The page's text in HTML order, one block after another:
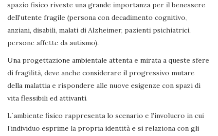
spazio fisico riveste una grande importanza per il benessere
dell’utente fragile (persona con decadimento cognitivo,
anziani, disabili, malati di Alzheimer, pazienti psichiatrici,
persone affette da autismo).
Una progettazione ambientale attenta e mirata a queste sfere
di fragilità, deve anche considerare il progressivo mutare
della malattia e rispondere alle nuove esigenze con spazi di
vita flessibili ed attivanti.
L´ambiente fisico rappresenta lo scenario e l’involucro in cui
l’individuo esprime la propria identità e si relaziona con gli